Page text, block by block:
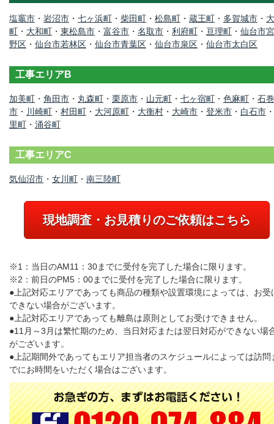
塩竈市 ・ 岩沼市 ・ 七ヶ浜町 ・ 柴田町 ・ 松島町 ・ 蔵王町 ・ 多賀城市 ・
町 ・ 大和町 ・ 東松島市 ・ 富谷市 ・ 名取市 ・ 利府町 ・ 亘理町 ・ 仙台市
野区 ・ 仙台市若林区 ・ 仙台市青葉区 ・ 仙台市泉区 ・ 仙台市太白区
工事エリアB
加美町 ・ 角田市 ・ 丸森町 ・ 栗原市 ・ 山元町 ・ 七ヶ宿町 ・ 色麻町 ・ 石巻
市 ・ 川崎町 ・ 村田町 ・ 大河原町 ・ 大衡村 ・ 大崎市 ・ 登米市 ・ 白石市 ・
里町 ・ 涌谷町
工事エリアC
気仙沼市 ・ 女川町 ・ 南三陸町
現地調査・お見積りのご依頼はこちら
※1：当日のAM11：30までに受付を完了した場合に限ります。
※2：前日のPM5：00までに受付を完了した場合に限ります。
●上記対応エリアであっても商品の種類や設置環境によっては、お受
できない場合がございます。
●上記対応エリアであっても離島は原則としてお受けできません。
●11月～3月は繁忙期のため、当日対応または翌日対応ができない場
がございます。
●上記期間外であってもエリア担当者のスケジュールによっては訪問
でにお時間をいただく場合はございます。